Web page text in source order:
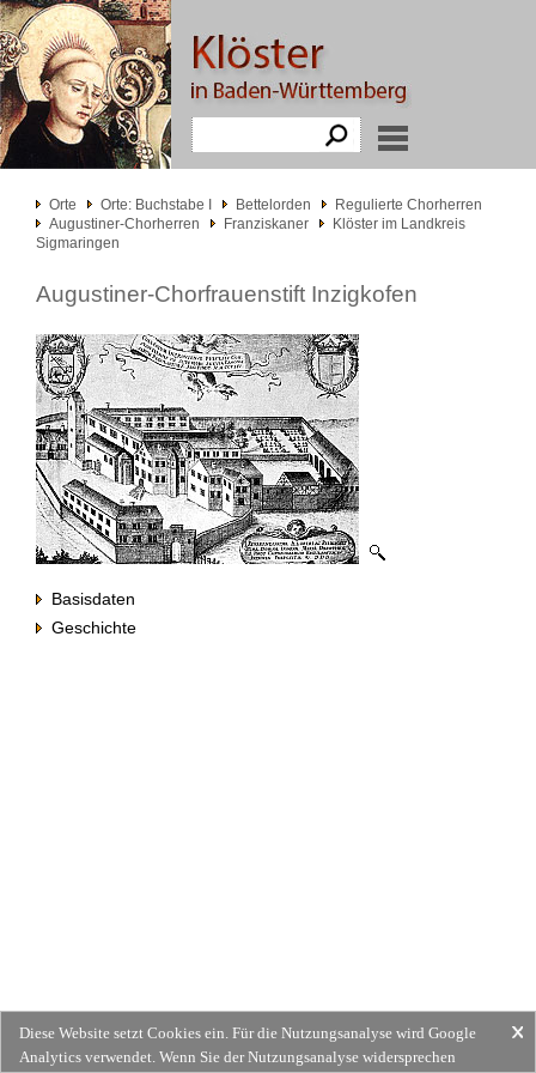
Orte Orte: Buchstabe I Bettelorden
Regulierte Chorherren
Augustiner-Chorherren
Franziskaner
Klöster im Landkreis
Sigmaringen
Augustiner-Chorfrauenstift Inzigkofen
Basisdaten
Geschichte
Diese Website setzt Cookies ein. Für die Nutzungsanalyse wird Google
Analytics verwendet. Wenn Sie der Nutzungsanalyse widersprechen